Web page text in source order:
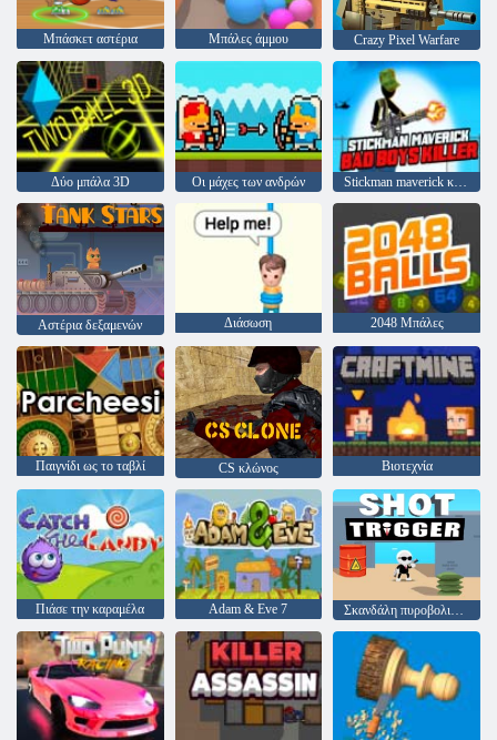
Μπάσκετ αστέρια Μπάλες άμμου Crazy Pixel Warfare
Δύο μπάλα 3D Οι μάχες των ανδρών Stickman maverick κακό κορίτσι δολοφόνος
Αστέρια δεξαμενών Διάσωση 2048 Μπάλες
Παιγνίδι ως το ταβλί CS κλώνος Βιοτεχνία
Πιάσε την καραμέλα Adam & Eve 7 Σκανδάλη πυροβολισμού